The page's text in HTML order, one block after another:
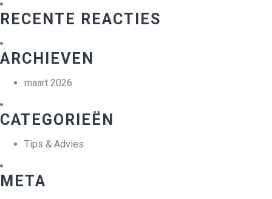
RECENTE REACTIES
ARCHIEVEN
maart 2026
CATEGORIEËN
Tips & Advies
META